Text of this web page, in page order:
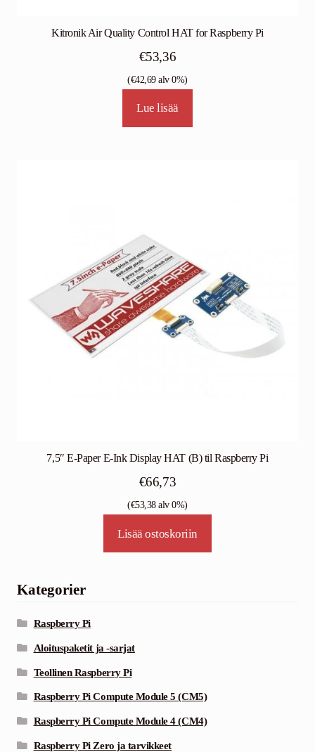
Kitronik Air Quality Control HAT for Raspberry Pi
€53,36
(€42,69alv 0%)
Lue lisää
7,5″ E-Paper E-Ink Display HAT (B) til Raspberry Pi
€66,73
(€53,38alv 0%)
Lisää ostoskoriin
Kategorier
Raspberry Pi
Aloituspaketit ja -sarjat
Teollinen Raspberry Pi
Raspberry Pi Compute Module 5 (CM5)
Raspberry Pi Compute Module 4 (CM4)
Raspberry Pi Zero ja tarvikkeet